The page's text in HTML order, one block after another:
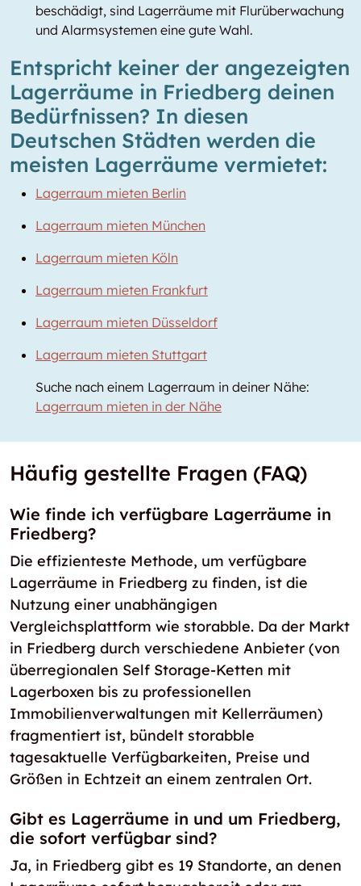
beschädigt, sind Lagerräume mit Flurüberwachung
und Alarmsystemen eine gute Wahl.
Entspricht keiner der angezeigten
Lagerräume in Friedberg deinen
Bedürfnissen? In diesen
Deutschen Städten werden die
meisten Lagerräume vermietet:
Lagerraum mieten Berlin
Lagerraum mieten München
Lagerraum mieten Köln
Lagerraum mieten Frankfurt
Lagerraum mieten Düsseldorf
Lagerraum mieten Stuttgart
Suche nach einem Lagerraum in deiner Nähe:
Lagerraum mieten in der Nähe
Häufig gestellte Fragen (FAQ)
Wie finde ich verfügbare Lagerräume in
Friedberg?
Die effizienteste Methode, um verfügbare
Lagerräume in Friedberg zu finden, ist die
Nutzung einer unabhängigen
Vergleichsplattform wie storabble. Da der Markt
in Friedberg durch verschiedene Anbieter (von
überregionalen Self Storage-Ketten mit
Lagerboxen bis zu professionellen
Immobilienverwaltungen mit Kellerräumen)
fragmentiert ist, bündelt storabble
tagesaktuelle Verfügbarkeiten, Preise und
Größen in Echtzeit an einem zentralen Ort.
Gibt es Lagerräume in und um Friedberg,
die sofort verfügbar sind?
Ja, in Friedberg gibt es 19 Standorte, an denen